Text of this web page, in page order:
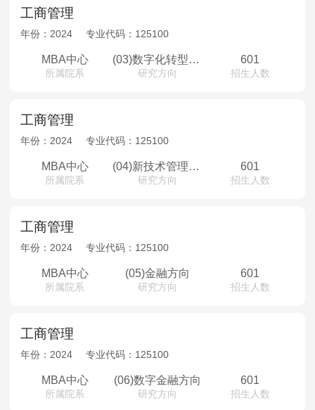
MTA旅游管理
院校库 考试报名 招生政策
考试真题
报考经验 招生简章
工商管理
年份： 2024 专业代码： 125100
MBA中心
所属院系
(03)数字化转型与产业升级方向
研究方向
601
招生人数
工商管理
年份： 2024 专业代码： 125100
MBA中心
所属院系
(04)新技术管理与金融科技方向
研究方向
601
招生人数
工商管理
年份： 2024 专业代码： 125100
MBA中心
所属院系
(05)金融方向
研究方向
601
招生人数
工商管理
年份： 2024 专业代码： 125100
MBA中心
所属院系
(06)数字金融方向
研究方向
601
招生人数